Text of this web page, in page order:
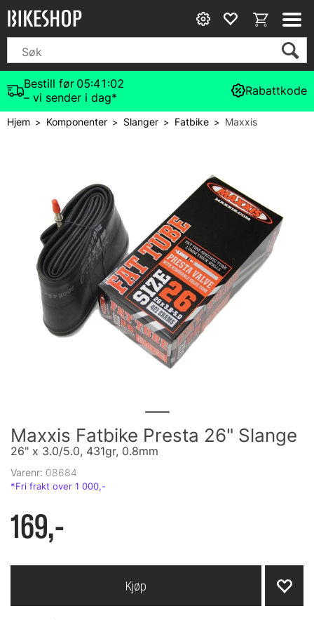
Bestill før 05:41:01
– vi sender i dag*
Rabattkode
Hjem> Komponenter> Slanger> Fatbike> Maxxis
Maxxis Fatbike Presta 26" Slange
26" x 3.0/5.0, 431gr, 0.8mm
Varenr: 08684
169,-
Kjøp